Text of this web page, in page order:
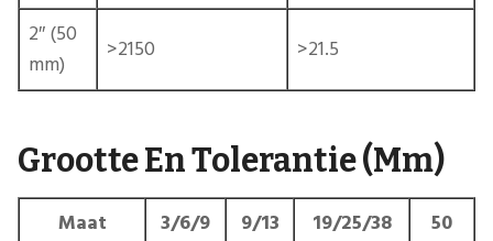
2″ (50
mm)
>2150 >21.5
Grootte En Tolerantie (mm)
Maat 3/6/9 9/13 19/25/38
50